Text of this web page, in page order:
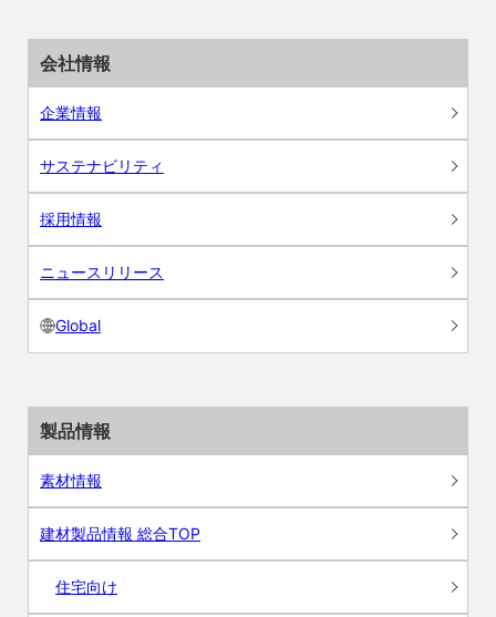
会社情報
企業情報
サステナビリティ
採用情報
ニュースリリース
Global
製品情報
素材情報
建材製品情報 総合TOP
住宅向け